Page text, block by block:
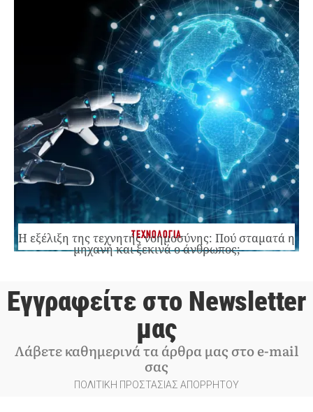
ΤΕΧΝΟΛΟΓΙΑ
Η εξέλιξη της τεχνητής νοημοσύνης: Πού σταματά η
μηχανή και ξεκινά ο άνθρωπος;
Εγγραφείτε στο Newsletter
μας
Λάβετε καθημερινά τα άρθρα μας στο e-mail
σας
ΠΟΛΙΤΙΚΗ ΠΡΟΣΤΑΣΙΑΣ ΑΠΟΡΡΗΤΟΥ